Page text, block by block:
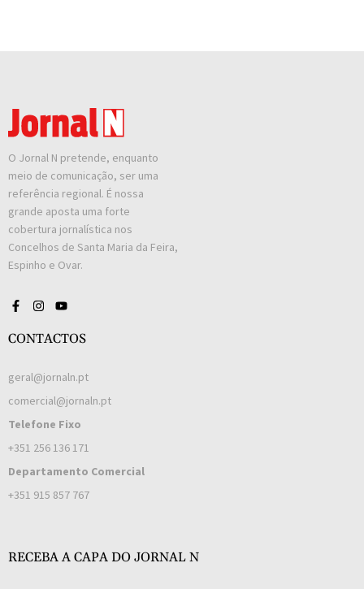
O Jornal N pretende, enquanto
meio de comunicação, ser uma
referência regional. É nossa
grande aposta uma forte
cobertura jornalística nos
Concelhos de Santa Maria da Feira,
Espinho e Ovar.
CONTACTOS
geral@jornaln.pt
comercial@jornaln.pt
Telefone Fixo
+351 256 136 171
Departamento Comercial
+351 915 857 767
RECEBA A CAPA DO JORNAL N